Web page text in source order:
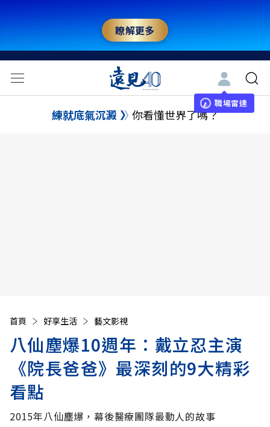
瞭解更多
職場雷達
練就底氣沉澱 你看懂世界了嗎？
首頁 好享生活 藝文影視
八仙塵爆10週年：戴立忍主演
《院長爸爸》最深刻的9大精彩
看點
2015年八仙塵爆，幕後醫療團隊最動人的故事